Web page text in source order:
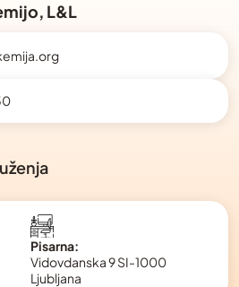
L&L
Pisarna:
Vidovdanska 9 SI-1000
Ljubljana